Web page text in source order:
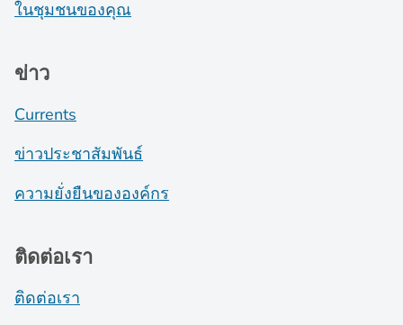
ในชุมชนของคุณ
ข่าว
Currents
ข่าวประชาสัมพันธ์
ความยั่งยืนขององค์กร
ติดต่อเรา
ติดต่อเรา